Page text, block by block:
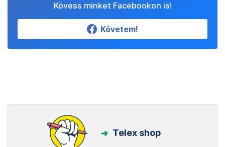
Kövess minket Facebookon is!
Követem!
Telex shop